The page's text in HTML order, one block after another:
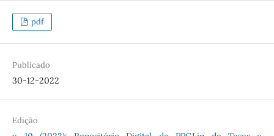
pdf
Publicado
30-12-2022
Edição